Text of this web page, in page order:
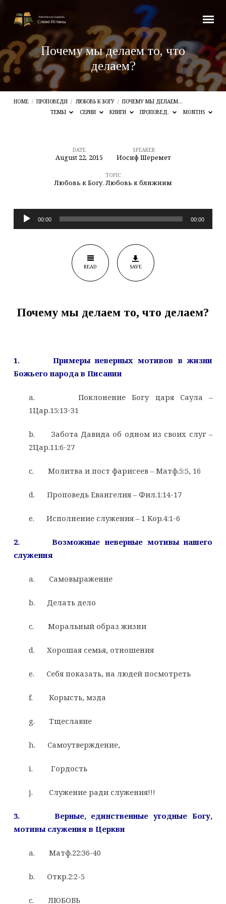
Почему мы делаем то, что
делаем?
HOME / ПРОПОВЕДИ / ЛЮБОВЬ К БОГУ / ПОЧЕМУ МЫ ДЕЛАЕМ…
ТЕМЫ
СЕРИИ КНИГИ ПРОПОВЕД. MONTHS
Почему
то,
что
делаем?
DATE
August 22, 2015
SPEAKER
Иосиф Шеремет
TOPIC
Любовь к Богу, Любовь к ближним
Audio
Player
00:00 00:00
READ SAVE
Почему мы делаем то, что делаем?
1. Примеры неверных мотивов в жизни
Божьего народа в Писании
a. Поклонение Богу царя Саула –
1Цар.15:13­­-31
b. Забота Давида об одном из своих слуг –
2Цар.11:6-27
c. Молитва и пост фарисеев – Матф.5:5, 16
d. Проповедь Евангелия – Фил.1:14-17
e. Исполнение служения – 1 Кор.4:1-6
2.Возможные неверные мотивы нашего
служения
a. Самовыражение
b. Делать дело
c. Моральный образ жизни
d. Хорошая семья, отношения
e. Себя показать, на людей посмотреть
f. Корысть, мзда
g. Тщеславие
h. Самоутверждение,
i. Гордость
j. Служение ради служения!!!
3. Верные, единственные угодные Богу,
мотивы служения в Церкви
a. Матф.22:36-40
b. Откр.2:2-5
c. ЛЮБОВЬ